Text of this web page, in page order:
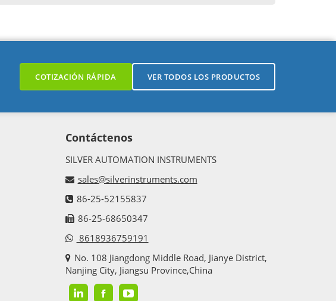
COTIZACIÓN RÁPIDA VER TODOS LOS PRODUCTOS
Contáctenos
SILVER AUTOMATION INSTRUMENTS
sales@silverinstruments.com
86-25-52155837
86-25-68650347
8618936759191
No. 108 Jiangdong Middle Road, Jianye District,
Nanjing City, Jiangsu Province,China